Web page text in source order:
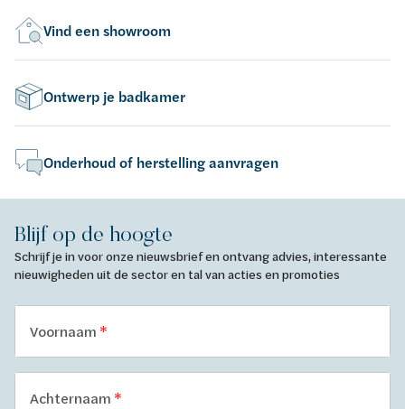
Vind een showroom
Ontwerp je badkamer
Onderhoud of herstelling aanvragen
Blijf op de hoogte
Schrijf je in voor onze nieuwsbrief en ontvang advies, interessante
nieuwigheden uit de sector en tal van acties en promoties
Voornaam
Achternaam